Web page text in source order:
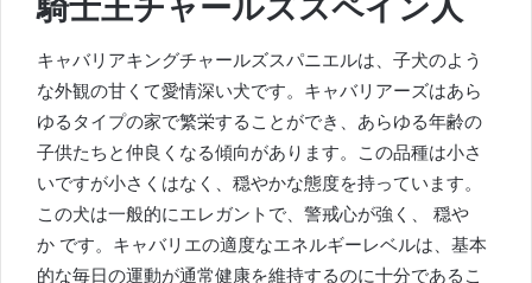
キャバリアキングチャールズスパニエルは、子犬のよう
な外観の甘くて愛情深い犬です。キャバリアーズはあら
ゆるタイプの家で繁栄することができ、あらゆる年齢の
子供たちと仲良くなる傾向があります。この品種は小さ
いですが小さくはなく、穏やかな態度を持っています。
この犬は一般的にエレガントで、警戒心が強く、 穏や
か です。キャバリエの適度なエネルギーレベルは、基本
的な毎日の運動が通常健康を維持するのに十分であるこ